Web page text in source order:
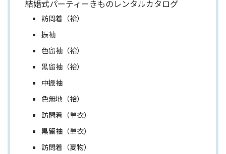
結婚式パーティーきものレンタルカタログ
訪問着（袷）
振袖
色留袖（袷）
黒留袖（袷）
中振袖
色無地（袷）
訪問着（単衣）
黒留袖（単衣）
訪問着（夏物）